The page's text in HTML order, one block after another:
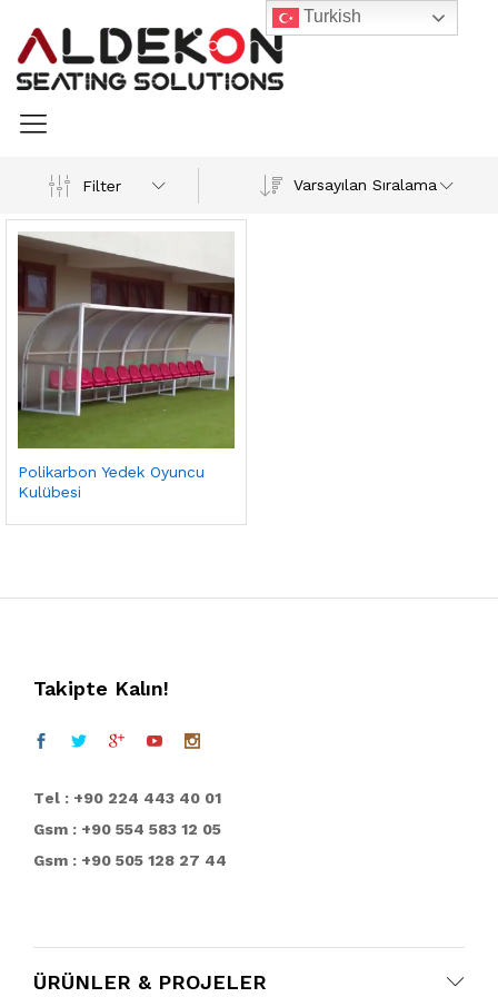
Filter Varsayılan Sıralama
Polikarbon Yedek Oyuncu
Kulübesi
Takipte Kalın!
Tel : +90 224 443 40 01
Gsm : +90 554 583 12 05
Gsm : +90 505 128 27 44
ÜRÜNLER & PROJELER
Turkish